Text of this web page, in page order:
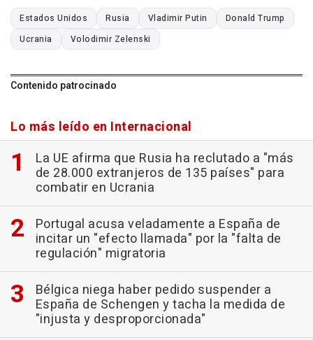
Estados Unidos Rusia Vladimir Putin
Donald Trump
Ucrania
Volodimir Zelenski
Contenido patrocinado
Lo más leído en Internacional
La UE afirma que Rusia ha reclutado a "más
de 28.000 extranjeros de 135 países" para
combatir en Ucrania
Portugal acusa veladamente a España de
incitar un "efecto llamada" por la "falta de
regulación" migratoria
Bélgica niega haber pedido suspender a
España de Schengen y tacha la medida de
"injusta y desproporcionada"